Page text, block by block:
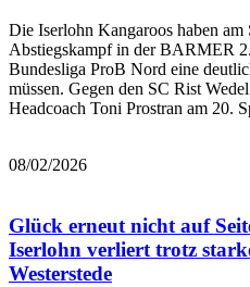
Die Iserlohn Kangaroos haben am
Abstiegskampf in der BARMER
Bundesliga ProB Nord eine
müssen. Gegen den SC Rist
Headcoach Toni Prostran am 20.
08/02/2026
Glück erneut nicht auf
Iserlohn verliert trotz
Westerstede